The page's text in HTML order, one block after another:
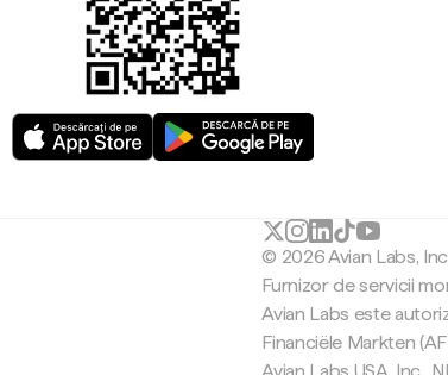
© 2026 Avian Labs, Inc
Furnizor de servicii
Avian Labs este
Financiële Markten